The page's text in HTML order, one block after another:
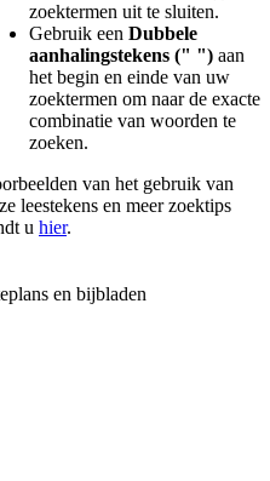
zoektermen uit te sluiten.
Gebruik een Dubbele
aanhalingstekens (" ") aan
het begin en einde van uw
zoektermen om naar de exacte
combinatie van woorden te
zoeken.
van het gebruik van
leestekens en meer zoektips
u hier.
en bijbladen